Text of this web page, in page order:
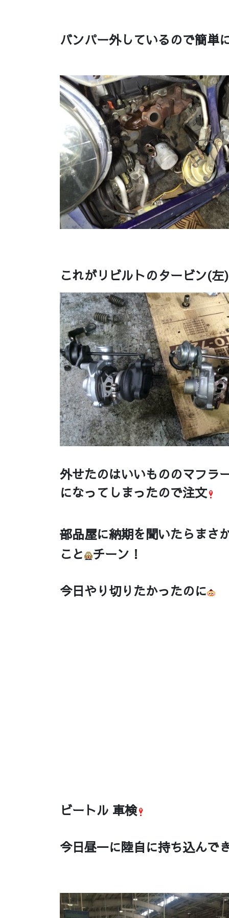
バンパー外しているので簡単
これがリビルトのタービン(
外せたのはいいもののマフラ
になってしまったので注文
部品屋に納期を聞いたらまさ
こと
チーン！
今日やり切りたかったのに
ビートル 車検
今日昼一に陸自に持ち込んで